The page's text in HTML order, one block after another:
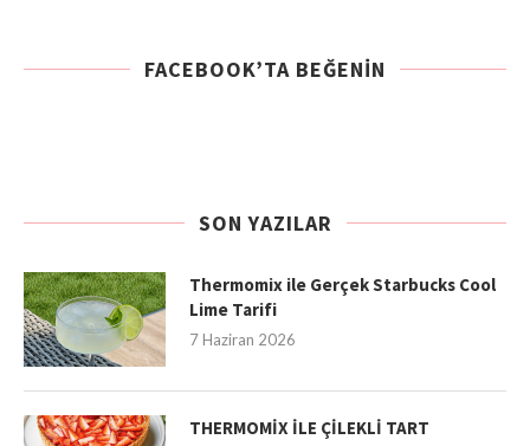
FACEBOOK’TA BEĞENIN
SON YAZILAR
Thermomix ile Gerçek Starbucks Cool
Lime Tarifi
7 Haziran 2026
THERMOMİX İLE ÇİLEKLİ TART